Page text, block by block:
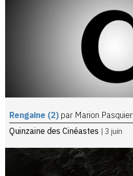
Rengaine (2) par Marion Pasquier
Quinzaine des Cinéastes | 3 juin